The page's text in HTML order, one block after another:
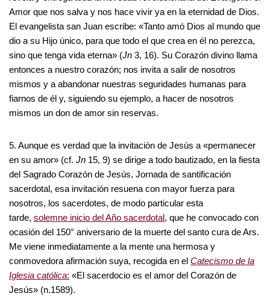
Amor que nos salva y nos hace vivir ya en la eternidad de Dios.
El evangelista san Juan escribe: «Tanto amó Dios al mundo que
dio a su Hijo único, para que todo el que crea en él no perezca,
sino que tenga vida eterna» (Jn 3, 16). Su Corazón divino llama
entonces a nuestro corazón; nos invita a salir de nosotros
mismos y a abandonar nuestras seguridades humanas para
fiarnos de él y, siguiendo su ejemplo, a hacer de nosotros
mismos un don de amor sin reservas.
5. Aunque es verdad que la invitación de Jesús a «permanecer
en su amor» (cf. Jn 15, 9) se dirige a todo bautizado, en la fiesta
del Sagrado Corazón de Jesús, Jornada de santificación
sacerdotal, esa invitación resuena con mayor fuerza para
nosotros, los sacerdotes, de modo particular esta
tarde, solemne inicio del Año sacerdotal, que he convocado con
ocasión del 150° aniversario de la muerte del santo cura de Ars.
Me viene inmediatamente a la mente una hermosa y
conmovedora afirmación suya, recogida en el Catecismo de la
Iglesia católica: «El sacerdocio es el amor del Corazón de
Jesús» (n.1589).